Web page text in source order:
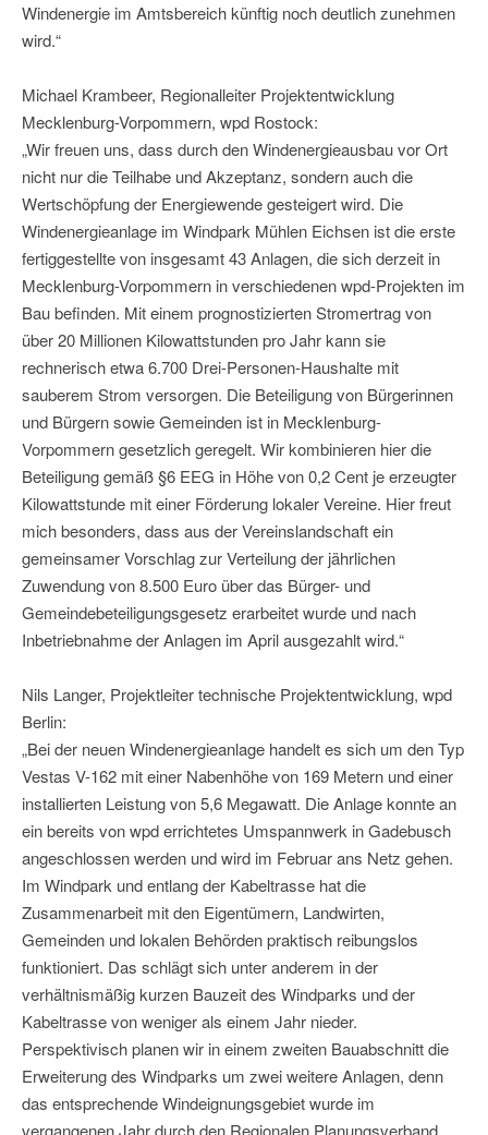
Windenergie im Amtsbereich künftig noch deutlich zunehmen
wird.“
Michael Krambeer, Regionalleiter Projektentwicklung
Mecklenburg-Vorpommern, wpd Rostock:
„Wir freuen uns, dass durch den Windenergieausbau vor Ort
nicht nur die Teilhabe und Akzeptanz, sondern auch die
Wertschöpfung der Energiewende gesteigert wird. Die
Windenergieanlage im Windpark Mühlen Eichsen ist die erste
fertiggestellte von insgesamt 43 Anlagen, die sich derzeit in
Mecklenburg-Vorpommern in verschiedenen wpd-Projekten im
Bau befinden. Mit einem prognostizierten Stromertrag von
über 20 Millionen Kilowattstunden pro Jahr kann sie
rechnerisch etwa 6.700 Drei-Personen-Haushalte mit
sauberem Strom versorgen. Die Beteiligung von Bürgerinnen
und Bürgern sowie Gemeinden ist in Mecklenburg-
Vorpommern gesetzlich geregelt. Wir kombinieren hier die
Beteiligung gemäß §6 EEG in Höhe von 0,2 Cent je erzeugter
Kilowattstunde mit einer Förderung lokaler Vereine. Hier freut
mich besonders, dass aus der Vereinslandschaft ein
gemeinsamer Vorschlag zur Verteilung der jährlichen
Zuwendung von 8.500 Euro über das Bürger- und
Gemeindebeteiligungsgesetz erarbeitet wurde und nach
Inbetriebnahme der Anlagen im April ausgezahlt wird.“
Nils Langer, Projektleiter technische Projektentwicklung, wpd
Berlin:
„Bei der neuen Windenergieanlage handelt es sich um den Typ
Vestas V-162 mit einer Nabenhöhe von 169 Metern und einer
installierten Leistung von 5,6 Megawatt. Die Anlage konnte an
ein bereits von wpd errichtetes Umspannwerk in Gadebusch
angeschlossen werden und wird im Februar ans Netz gehen.
Im Windpark und entlang der Kabeltrasse hat die
Zusammenarbeit mit den Eigentümern, Landwirten,
Gemeinden und lokalen Behörden praktisch reibungslos
funktioniert. Das schlägt sich unter anderem in der
verhältnismäßig kurzen Bauzeit des Windparks und der
Kabeltrasse von weniger als einem Jahr nieder.
Perspektivisch planen wir in einem zweiten Bauabschnitt die
Erweiterung des Windparks um zwei weitere Anlagen, denn
das entsprechende Windeignungsgebiet wurde im